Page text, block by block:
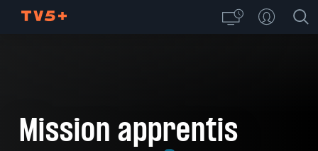
Mission apprentis